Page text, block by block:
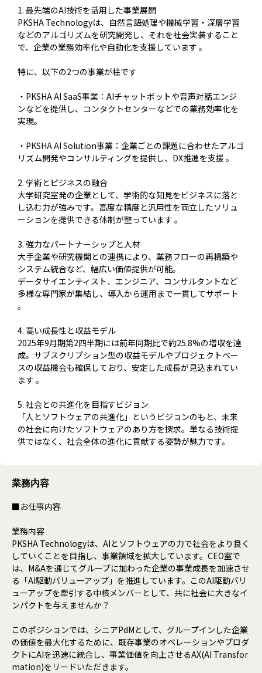
1. 最先端のAI技術を活用した事業展開
PKSHA Technologyは、自然言語処理や機械学習・深層学習
などのアルゴリズムを研究開発し、それを社会実装すること
で、企業の業務効率化や自動化を支援しています 。
特に、以下の2つの事業が柱です
・PKSHA AI SaaS事業：AIチャットボットや音声対話エンジ
ンなどを提供し、コンタクトセンターなどでの業務効率化を
実現。
・PKSHA AI Solution事業：企業ごとの課題に合わせたアルゴ
リズム開発やコンサルティングを提供し、DX推進を支援 。
2. 学術とビジネスの融合
大学研究室発の企業として、学術的な知見をビジネスに落と
し込む力が強みです。高度な精度と汎用性を両立したソリュ
ーションを提供できる体制が整っています 。
3. 強力なパートナーシップと人材
大手企業や研究機関との連携により、業務フローの再構築や
システム統合など、幅広い価値提供が可能。
データサイエンティスト、エンジニア、コンサルタントなど
多様な専門家が集結し、導入から運用まで一貫してサポート
。
4. 高い成長性と収益モデル
2025年9月期第2四半期には前年同期比で約25.8%の増収を達
成。サブスクリプション型の収益モデルやプロジェクトベー
スの収益機会も確保しており、安定した成長が見込まれてい
ます 。
5. 社会との共進化を目指すビジョン
「人とソフトウェアの共進化」というビジョンのもと、未来
の社会に向けたソフトウェアのあり方を探求。単なる技術提
供ではなく、社会全体の進化に貢献する姿勢が魅力です。
業務内容
■お仕事内容
業務内容
PKSHA Technologyは、AIとソフトウェアの力で社会をより良く
していくことを目指し、事業領域を拡大しています。CEO室で
は、M&Aを通じてグループに加わった企業の事業成長を加速させ
る「AI駆動バリューアップ」を推進しています。このAI駆動バリ
ューアップを牽引する中核メンバーとして、共に社会に大きなイ
ンパクトを与えませんか？
このポジションでは、シニアPdMとして、グループインした企業
の価値を最大化するために、既存事業のオペレーションやプロダ
クトにAIを迅速に統合し、事業価値を向上させるAX(AI Transfor
mation)をリードいただきます。